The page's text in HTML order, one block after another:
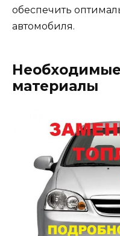
обеспечить
автомобиля.
материалы